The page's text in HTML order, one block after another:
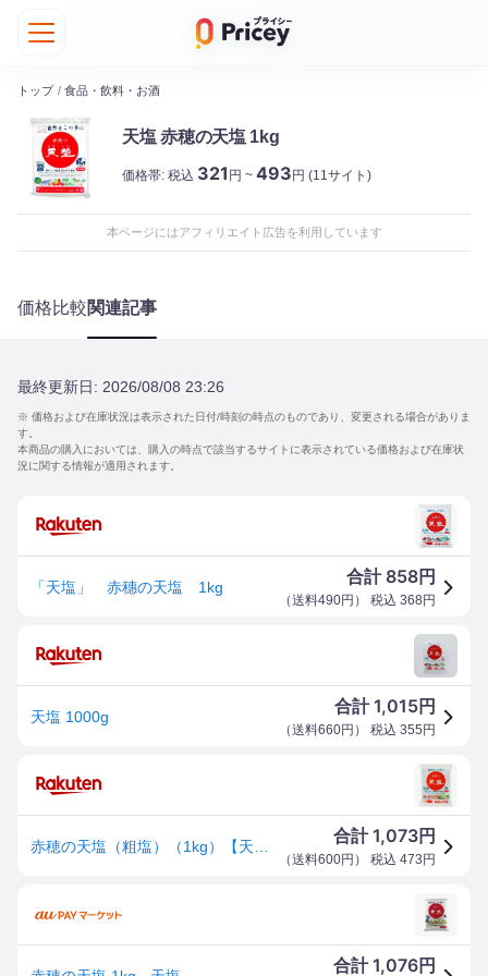
トップ / 食品・飲料・お酒
天塩 赤穂の天塩 1kg
価格帯: 税込 321 円 ~ 493 円 (11サイト)
本ページにはアフィリエイト広告を利用しています
価格比較関連記事
最終更新日: 2026/08/08 23:26
※ 価格および在庫状況は表示された日付/時刻の時点のものであり、変更される場合がありま
す。
本商品の購入においては、購入の時点で該当するサイトに表示されている価格および在庫状
況に関する情報が適用されます。
「天塩」 赤穗の天塩 1kg
合計 858円
（送料490円 ） 税込 368 円
天塩 1000g
合計1,015円
（送料660円 ） 税込 355 円
合計1,073円
（送料600円 ） 税込 473 円
合計1,076円